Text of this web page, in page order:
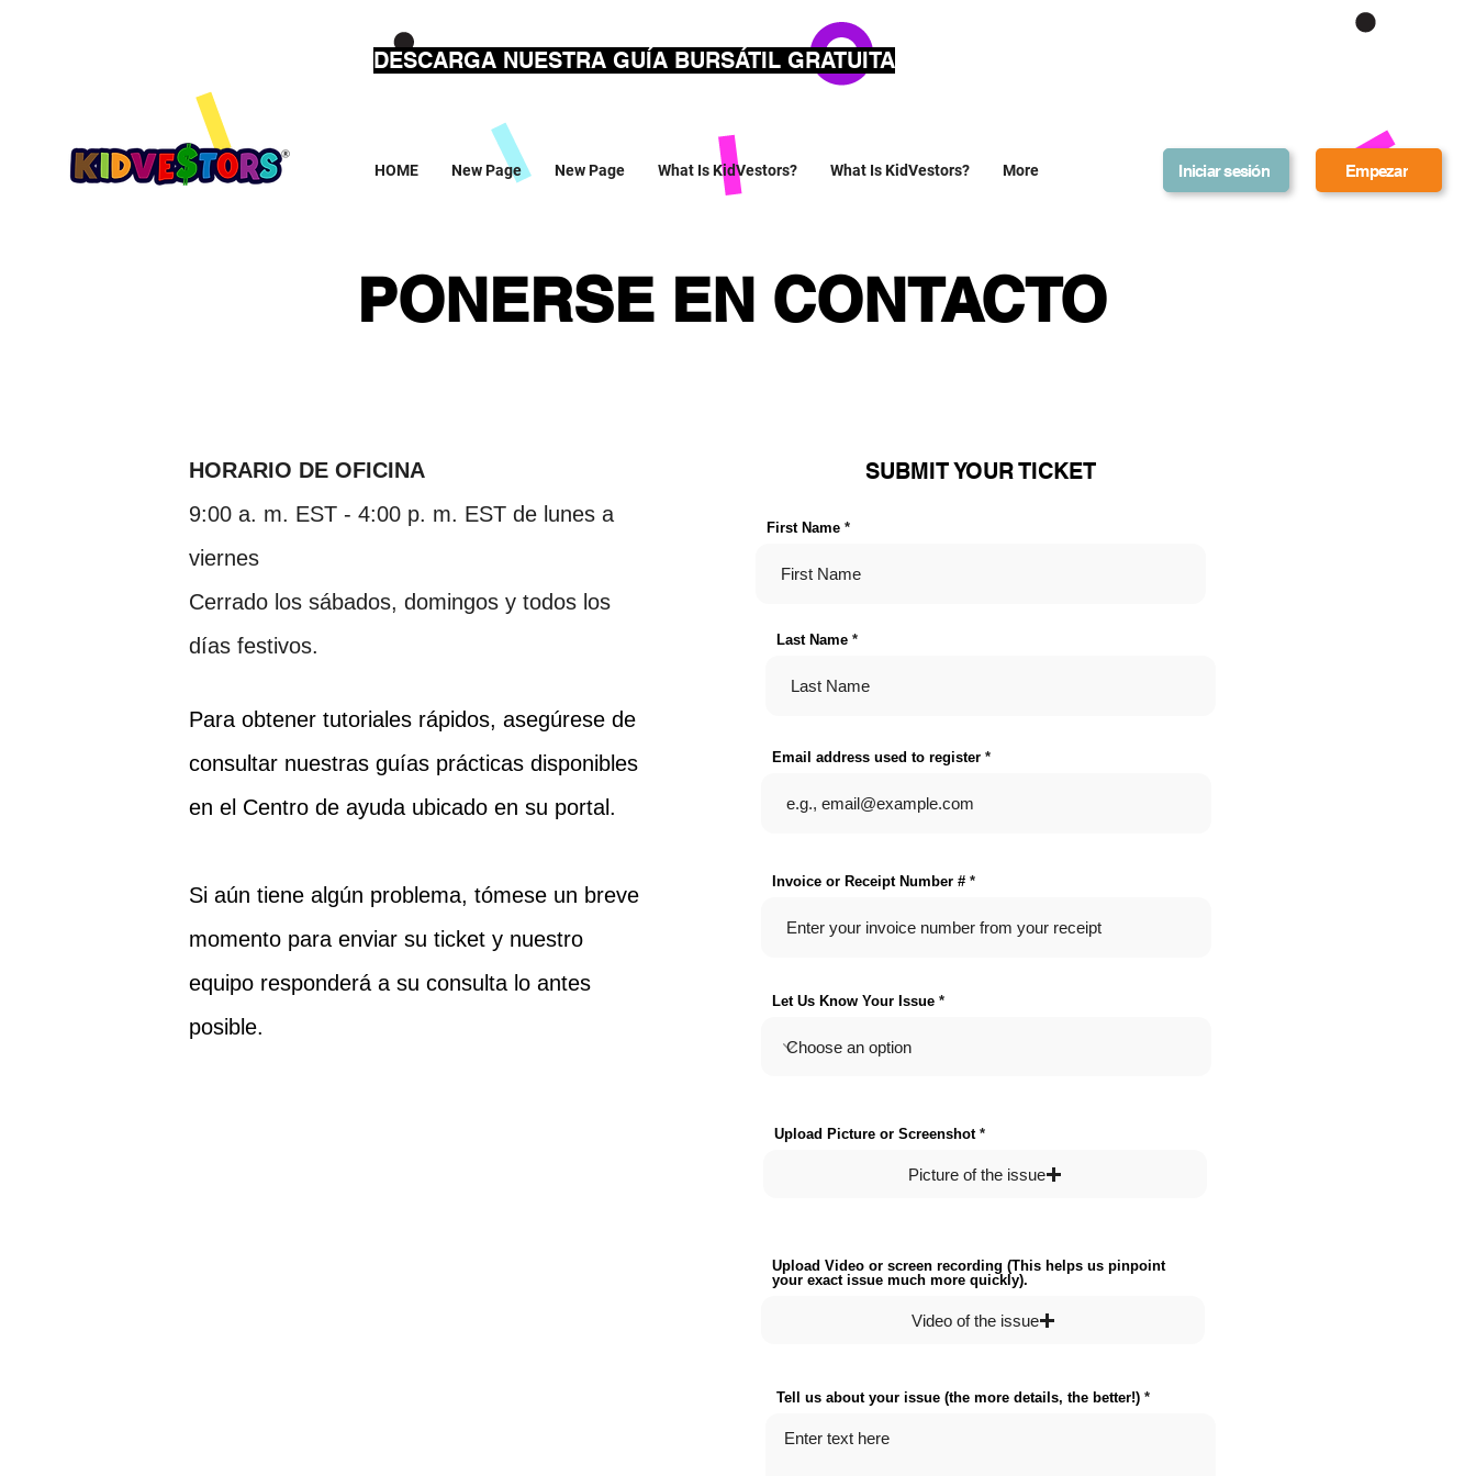
DESCARGA NUESTRA GUÍA BURSÁTIL GRATUITA
HOME New Page New Page What Is KidVestors? What Is KidVestors? More Iniciar sesión Empezar
PONERSE EN CONTACTO
HORARIO DE OFICINA
9:00 a. m. EST - 4:00 p. m. EST de lunes a
viernes
Cerrado los sábados, domingos y todos los
días festivos.
Para obtener tutoriales rápidos, asegúrese de
consultar nuestras guías prácticas disponibles
en el Centro de ayuda ubicado en su portal.
Si aún tiene algún problema, tómese un breve
momento para enviar su ticket y nuestro
equipo responderá a su consulta lo antes
posible.
SUBMIT YOUR TICKET
First Name
Last Name
Email address used to register
Invoice or Receipt Number #
Let Us Know Your Issue
Upload Picture or Screenshot
Picture of the issue
Upload Video or screen recording (This helps us pinpoint
your exact issue much more quickly).
Video of the issue
Tell us about your issue (the more details, the better!)